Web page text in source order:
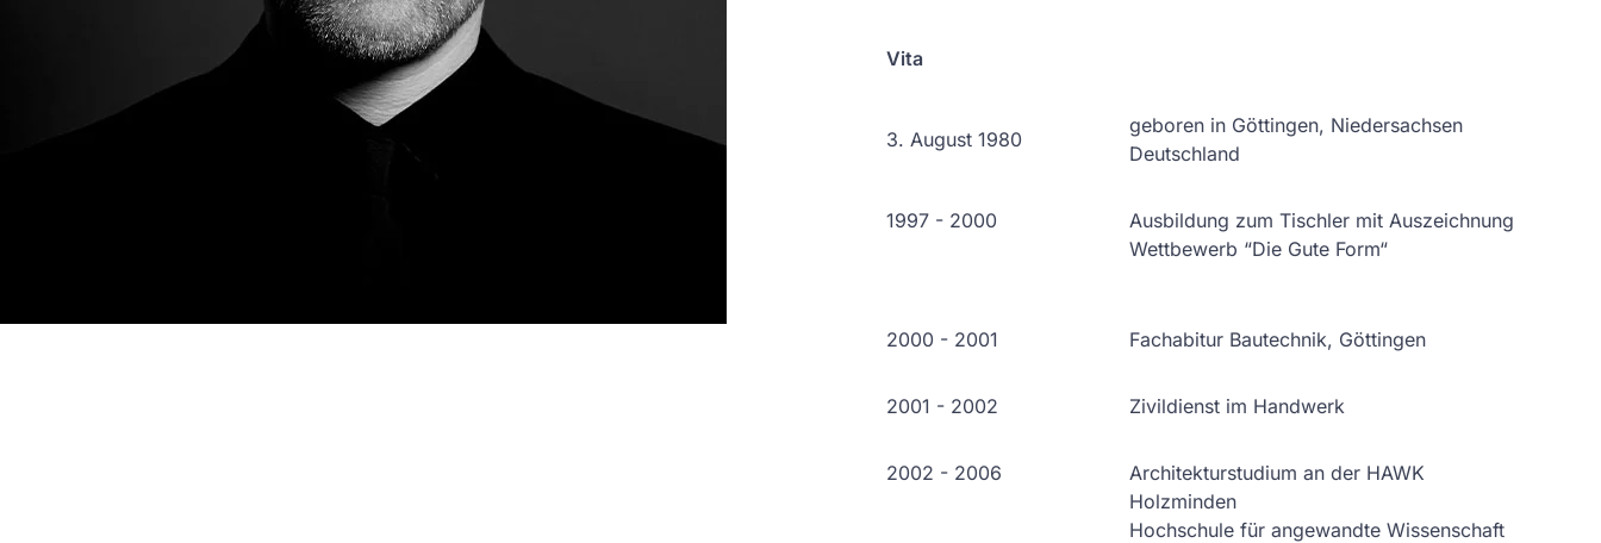
Vita
3. August 1980
geboren in Göttingen, Niedersachsen
Deutschland
1997 - 2000
Ausbildung zum Tischler mit Auszeichnung
Wettbewerb “Die Gute Form“
2000 - 2001 Fachabitur Bautechnik, Göttingen
2001 - 2002 Zivildienst im Handwerk
2002 - 2006
Architekturstudium an der HAWK
Holzminden
Hochschule für angewandte Wissenschaft